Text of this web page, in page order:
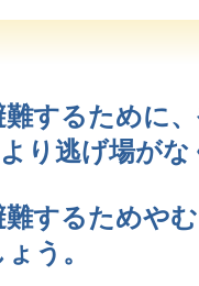
難するために
り逃げ場がな
難するためや
う。